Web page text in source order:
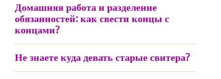
Домашняя работа и разделение
обязанностей: как свести концы с
концами?
Не знаете куда девать старые свитера?